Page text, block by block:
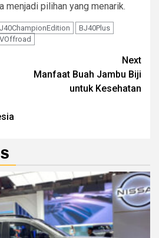
menjadi pilihan yang menarik.
BJ40Plus
Next
Manfaat Buah Jambu Biji
untuk Kesehatan